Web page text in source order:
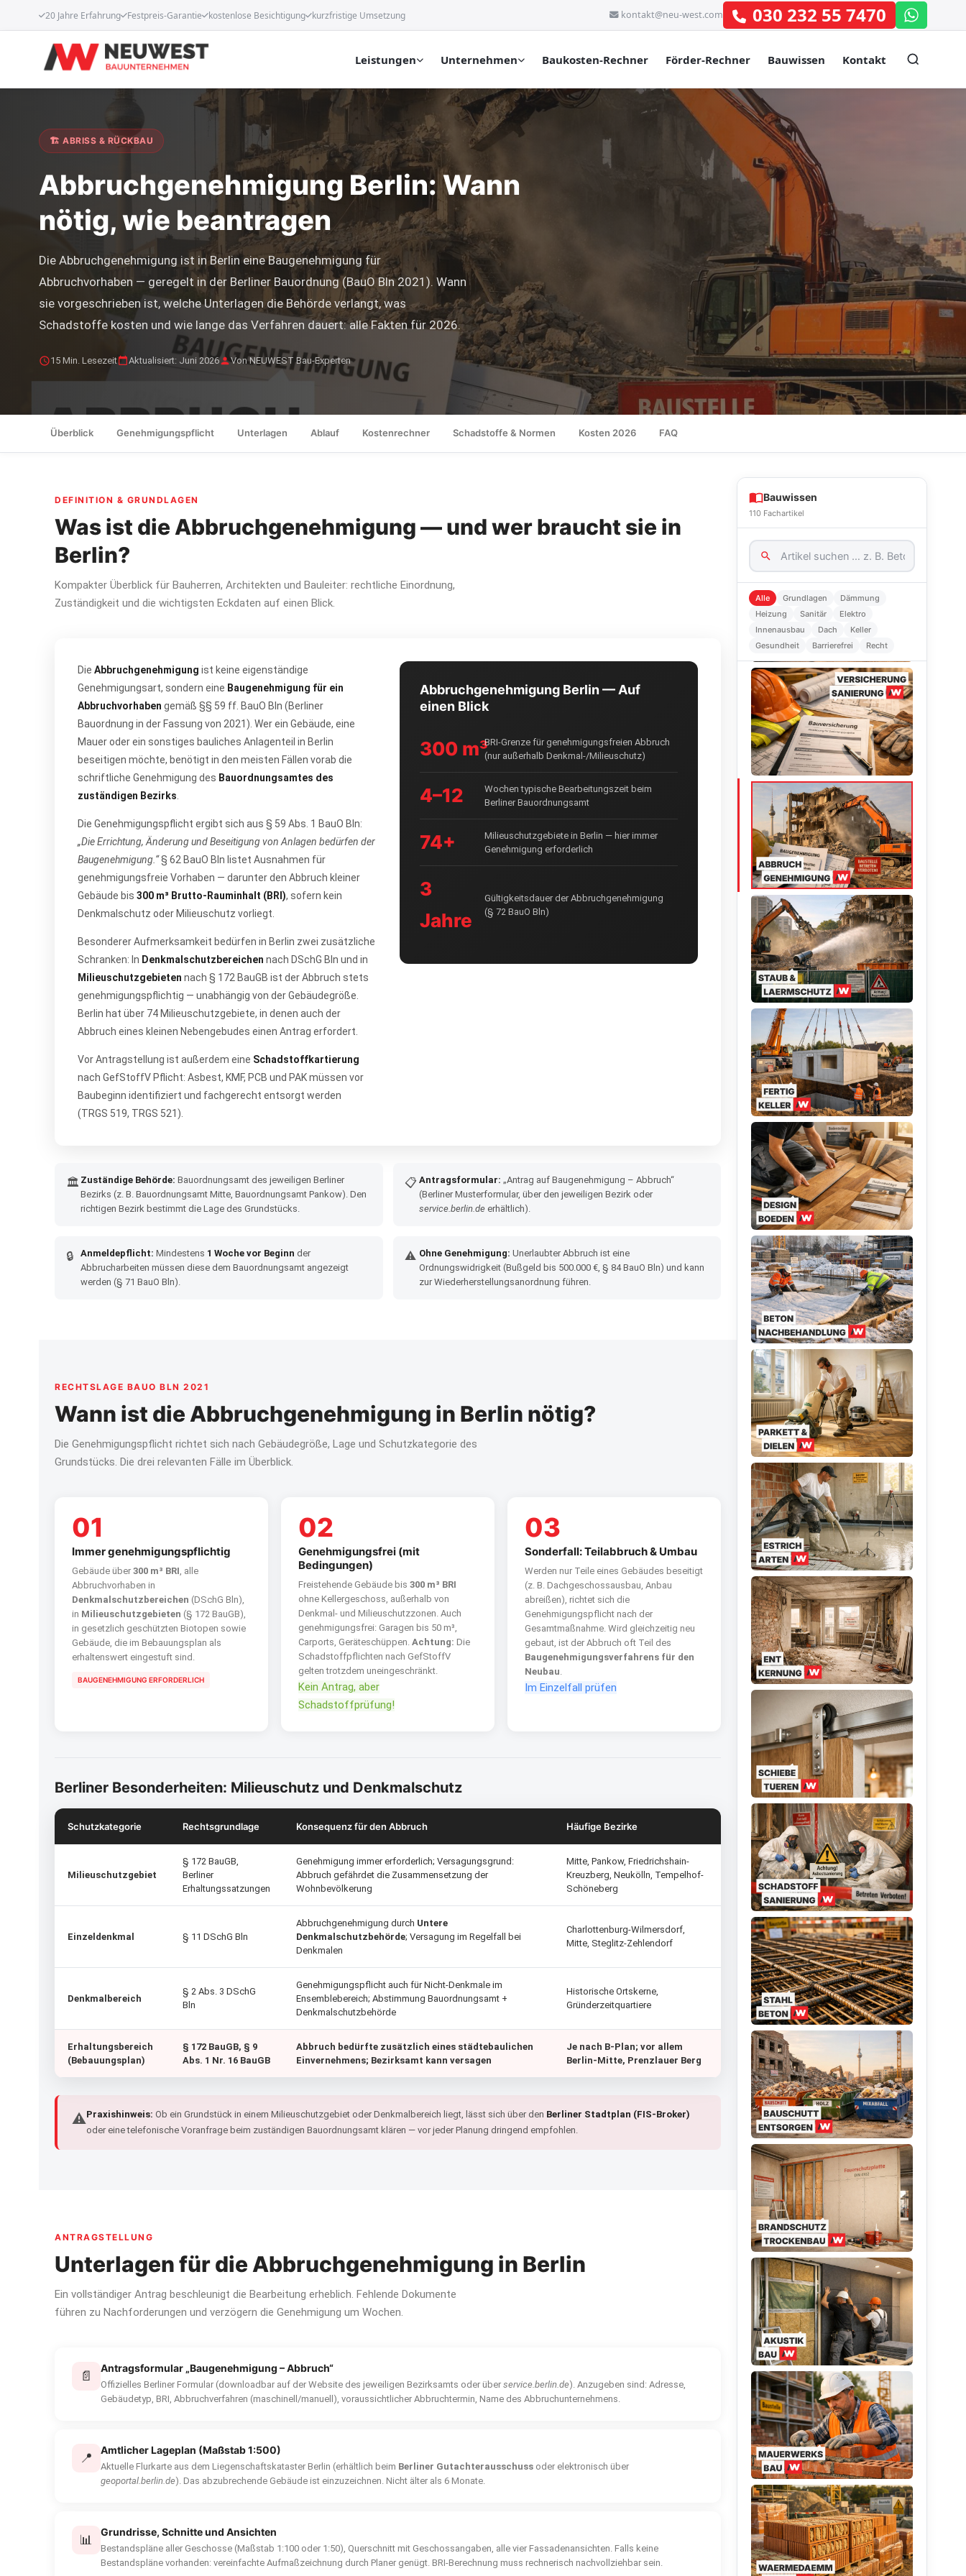
20 Jahre Erfahrung Festpreis-Garantie kostenlose Besichtigung kurzfristige Umsetzung kontakt@neu-west.com 030 232 55 7470
Leistungen Unternehmen Baukosten-Rechner Förder-Rechner Bauwissen Kontakt
🏗 ABRISS & RÜCKBAU
Abbruchgenehmigung Berlin: Wann
nötig, wie beantragen
Die Abbruchgenehmigung ist in Berlin eine Baugenehmigung für
Abbruchvorhaben — geregelt in der Berliner Bauordnung (BauO Bln 2021). Wann
sie vorgeschrieben ist, welche Unterlagen die Behörde verlangt, was
Schadstoffe kosten und wie lange das Verfahren dauert: alle Fakten für 2026.
15 Min. Lesezeit Aktualisiert: Juni 2026 Von NEUWEST Bau-Experten
Überblick Genehmigungspflicht Unterlagen Ablauf Kostenrechner Schadstoffe & Normen Kosten 2026 FAQ
DEFINITION & GRUNDLAGEN
Was ist die Abbruchgenehmigung — und wer braucht sie in
Berlin?
Kompakter Überblick für Bauherren, Architekten und Bauleiter: rechtliche Einordnung,
Zuständigkeit und die wichtigsten Eckdaten auf einen Blick.
Die Abbruchgenehmigung ist keine eigenständige
Genehmigungsart, sondern eine Baugenehmigung für ein
Abbruchvorhaben gemäß §§ 59 ff. BauO Bln (Berliner
Bauordnung in der Fassung von 2021). Wer ein Gebäude, eine
Mauer oder ein sonstiges bauliches Anlagenteil in Berlin
beseitigen möchte, benötigt in den meisten Fällen vorab die
schriftliche Genehmigung des Bauordnungsamtes des
zuständigen Bezirks
Die Genehmigungspflicht ergibt sich aus § 59 Abs. 1 BauO Bln:
„Die Errichtung, Änderung und Beseitigung von Anlagen bedürfen der
Baugenehmigung.“§ 62 BauO Bln listet Ausnahmen für
genehmigungsfreie Vorhaben — darunter den Abbruch kleiner
Gebäude bis 300 m³ Brutto-Rauminhalt (BRI), sofern kein
Denkmalschutz oder Milieuschutz vorliegt.
Besonderer Aufmerksamkeit bedürfen in Berlin zwei zusätzliche
Schranken: In Denkmalschutzbereichen nach DSchG Bln und in
Milieuschutzgebieten nach § 172 BauGB ist der Abbruch stets
genehmigungspflichtig — unabhängig von der Gebäudegröße.
Berlin hat über 74 Milieuschutzgebiete, in denen auch der
Abbruch eines kleinen Nebengebudes einen Antrag erfordert.
Vor Antragstellung ist außerdem eine Schadstoffkartierung
nach GefStoffV Pflicht: Asbest, KMF, PCB und PAK müssen vor
Baubeginn identifiziert und fachgerecht entsorgt werden
(TRGS 519, TRGS 521).
Abbruchgenehmigung Berlin — Auf
einen Blick
300 m³BRI-Grenze für genehmigungsfreien Abbruch
(nur außerhalb Denkmal-/Milieuschutz)
4–12
Wochen typische Bearbeitungszeit beim
Berliner Bauordnungsamt
74+
Milieuschutzgebiete in Berlin — hier immer
Genehmigung erforderlich
3
Jahre
Gültigkeitsdauer der Abbruchgenehmigung
(§ 72 BauO Bln)
🏛 Zuständige Behörde: Bauordnungsamt des jeweiligen Berliner
Bezirks (z. B. Bauordnungsamt Mitte, Bauordnungsamt Pankow). Den
richtigen Bezirk bestimmt die Lage des Grundstücks.
📋 Antragsformular: „Antrag auf Baugenehmigung – Abbruch“
(Berliner Musterformular, über den jeweiligen Bezirk oder
service.berlin.deerhältlich).
🔒 Anmeldepflicht: Mindestens 1 Woche vor Beginn der
Abbrucharbeiten müssen diese dem Bauordnungsamt angezeigt
werden (§ 71 BauO Bln).
⚠ Ohne Genehmigung: Unerlaubter Abbruch ist eine
Ordnungswidrigkeit (Bußgeld bis 500.000 €, § 84 BauO Bln) und kann
zur Wiederherstellungsanordnung führen.
RECHTSLAGE BAUO BLN 2021
Wann ist die Abbruchgenehmigung in Berlin nötig?
Die Genehmigungspflicht richtet sich nach Gebäudegröße, Lage und Schutzkategorie des
Grundstücks. Die drei relevanten Fälle im Überblick.
01
Immer genehmigungspflichtig
Gebäude über 300 m³ BRI, alle
Abbruchvorhaben in
Denkmalschutzbereichen (DSchG Bln),
in Milieuschutzgebieten (§ 172 BauGB),
in gesetzlich geschützten Biotopen sowie
Gebäude, die im Bebauungsplan als
erhaltenswert eingestuft sind.
BAUGENEHMIGUNG ERFORDERLICH
02
Genehmigungsfrei (mit
Bedingungen)
Freistehende Gebäude bis 300 m³ BRI
ohne Kellergeschoss, außerhalb von
Denkmal- und Milieuschutzzonen. Auch
genehmigungsfrei: Garagen bis 50 m³,
Carports, Geräteschüppen. Achtung: Die
Schadstoffpflichten nach GefStoffV
gelten trotzdem uneingeschränkt.
Kein Antrag, aber
Schadstoffprüfung!
03
Sonderfall: Teilabbruch & Umbau
Werden nur Teile eines Gebäudes beseitigt
(z. B. Dachgeschossausbau, Anbau
abreißen), richtet sich die
Genehmigungspflicht nach der
Gesamtmaßnahme. Wird gleichzeitig neu
gebaut, ist der Abbruch oft Teil des
Baugenehmigungsverfahrens für den
Neubau.
Im Einzelfall prüfen
Berliner Besonderheiten: Milieuschutz und Denkmalschutz
Schutzkategorie Rechtsgrundlage Konsequenz für den Abbruch Häufige Bezirke
Milieuschutzgebiet
§ 172 BauGB,
Berliner
Erhaltungssatzungen
Genehmigung immer erforderlich; Versagungsgrund:
Abbruch gefährdet die Zusammensetzung der
Wohnbevölkerung
Mitte, Pankow, Friedrichshain-
Kreuzberg, Neukölln, Tempelhof-
Schöneberg
Einzeldenkmal § 11 DSchG Bln
Abbruchgenehmigung durch Untere
Denkmalschutzbehörde; Versagung im Regelfall bei
Denkmalen
Charlottenburg-Wilmersdorf,
Mitte, Steglitz-Zehlendorf
Denkmalbereich
§ 2 Abs. 3 DSchG
Bln
Genehmigungspflicht auch für Nicht-Denkmale im
Ensemblebereich; Abstimmung Bauordnungsamt +
Denkmalschutzbehörde
Historische Ortskerne,
Gründerzeitquartiere
Erhaltungsbereich
(Bebauungsplan)
§ 172 BauGB, § 9
Abs. 1 Nr. 16 BauGB
Abbruch bedürfte zusätzlich eines städtebaulichen
Einvernehmens; Bezirksamt kann versagen
Je nach B-Plan; vor allem
Berlin-Mitte, Prenzlauer Berg
⚠Praxishinweis: Ob ein Grundstück in einem Milieuschutzgebiet oder Denkmalbereich liegt, lässt sich über den Berliner Stadtplan (FIS-Broker)
oder eine telefonische Voranfrage beim zuständigen Bauordnungsamt klären — vor jeder Planung dringend empfohlen.
ANTRAGSTELLUNG
Unterlagen für die Abbruchgenehmigung in Berlin
Ein vollständiger Antrag beschleunigt die Bearbeitung erheblich. Fehlende Dokumente
führen zu Nachforderungen und verzögern die Genehmigung um Wochen.
📄
Antragsformular „Baugenehmigung – Abbruch“
Offizielles Berliner Formular (downloadbar auf der Website des jeweiligen Bezirksamts oder über service.berlin.de). Anzugeben sind: Adresse,
Gebäudetyp, BRI, Abbruchverfahren (maschinell/manuell), voraussichtlicher Abbruchtermin, Name des Abbruchunternehmens.
📍
Amtlicher Lageplan (Maßstab 1:500)
Aktuelle Flurkarte aus dem Liegenschaftskataster Berlin (erhältlich beim Berliner Gutachterausschuss oder elektronisch über
geoportal.berlin.de). Das abzubrechende Gebäude ist einzuzeichnen. Nicht älter als 6 Monate.
📊
Grundrisse, Schnitte und Ansichten
Bestandspläne aller Geschosse (Maßstab 1:100 oder 1:50), Querschnitt mit Geschossangaben, alle vier Fassadenansichten. Falls keine
Bestandspläne vorhanden: vereinfachte Aufmaßzeichnung durch Planer genügt. BRI-Berechnung muss rechnerisch nachvollziehbar sein.
Bauwissen
110 Fachartikel
Alle Grundlagen
Dämmung
Heizung
Sanitär
Elektro
Innenausbau
Dach
Keller
Gesundheit
Barrierefrei Recht